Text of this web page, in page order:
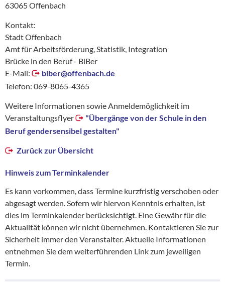
63065 Offenbach
Kontakt:
Stadt Offenbach
Amt für Arbeitsförderung, Statistik, Integration
Brücke in den Beruf - BiBer
E-Mail:
biber@offenbach.de
Telefon: 069-8065-4365
Weitere Informationen sowie Anmeldemöglichkeit im
Veranstaltungsflyer
"Übergänge von der Schule in den
Beruf gendersensibel gestalten"
Zurück zur Übersicht
Hinweis zum Terminkalender
Es kann vorkommen, dass Termine kurzfristig verschoben oder
abgesagt werden. Sofern wir hiervon Kenntnis erhalten, ist
dies im Terminkalender berücksichtigt. Eine Gewähr für die
Aktualität können wir nicht übernehmen. Kontaktieren Sie zur
Sicherheit immer den Veranstalter. Aktuelle Informationen
entnehmen Sie dem weiterführenden Link zum jeweiligen
Termin.